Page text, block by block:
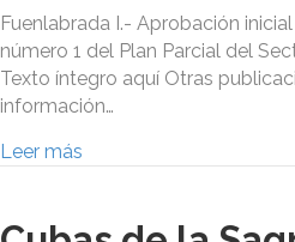
Fuenlabrada I.- Aprobación
número 1 del Plan Parcial del
Texto íntegro aquí Otras
información…
Leer más